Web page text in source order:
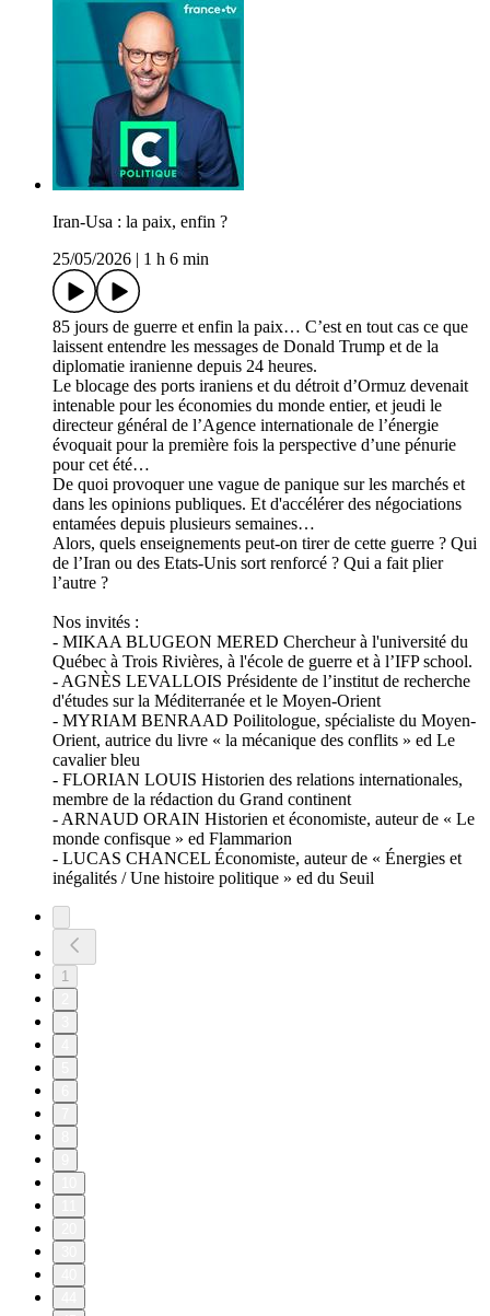
Iran-Usa : la paix, enfin ?
25/05/2026
1 h 6 min
85 jours de guerre et enfin la paix… C’est en tout cas ce que
laissent entendre les messages de Donald Trump et de la
diplomatie iranienne depuis 24 heures.
Le blocage des ports iraniens et du détroit d’Ormuz devenait
intenable pour les économies du monde entier, et jeudi le
directeur général de l’Agence internationale de l’énergie
évoquait pour la première fois la perspective d’une pénurie
pour cet été…
De quoi provoquer une vague de panique sur les marchés et
dans les opinions publiques. Et d'accélérer des négociations
entamées depuis plusieurs semaines…
Alors, quels enseignements peut-on tirer de cette guerre ? Qui
de l’Iran ou des Etats-Unis sort renforcé ? Qui a fait plier
l’autre ?
Nos invités :
- MIKAA BLUGEON MERED Chercheur à l'université du
Québec à Trois Rivières, à l'école de guerre et à l’IFP school.
- AGNÈS LEVALLOIS Présidente de l’institut de recherche
d'études sur la Méditerranée et le Moyen-Orient
- MYRIAM BENRAAD Poilitologue, spécialiste du Moyen-
Orient, autrice du livre « la mécanique des conflits » ed Le
cavalier bleu
- FLORIAN LOUIS Historien des relations internationales,
membre de la rédaction du Grand continent
- ARNAUD ORAIN Historien et économiste, auteur de « Le
monde confisque » ed Flammarion
- LUCAS CHANCEL Économiste, auteur de « Énergies et
inégalités / Une histoire politique » ed du Seuil
1